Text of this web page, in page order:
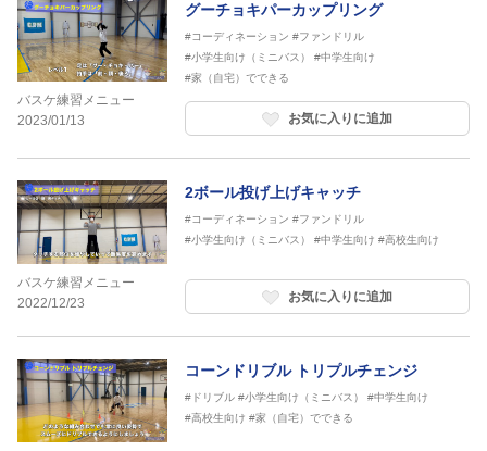
バスケ練習メニュー
2023/01/13
グーチョキパーカップリング
#コーディネーション #ファンドリル
#小学生向け（ミニバス）
#中学生向け
#家（自宅）でできる
お気に入りに追加
バスケ練習メニュー
2022/12/23
2ボール投げ上げキャッチ
#コーディネーション #ファンドリル
#小学生向け（ミニバス）
#中学生向け #高校生向け
お気に入りに追加
コーンドリブル トリプルチェンジ
#ドリブル #小学生向け（ミニバス）
#中学生向け
#高校生向け #家（自宅）でできる